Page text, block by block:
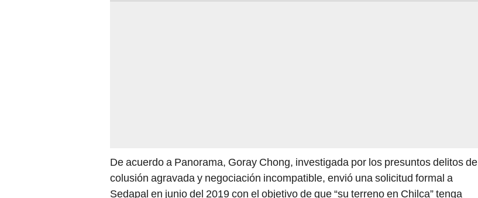
De acuerdo a Panorama, Goray Chong, investigada por los presuntos delitos de
colusión agravada y negociación incompatible, envió una solicitud formal a
Sedapal en junio del 2019 con el objetivo de que “su terreno en Chilca” tenga